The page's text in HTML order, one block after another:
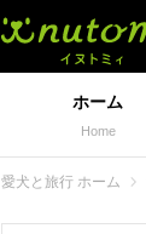
ホーム
Home
愛犬と旅行 ホーム